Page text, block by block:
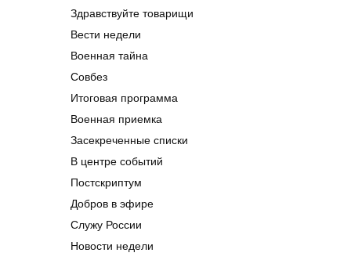
Здравствуйте товарищи
Вести недели
Военная тайна
Совбез
Итоговая программа
Военная приемка
Засекреченные списки
В центре событий
Постскриптум
Добров в эфире
Служу России
Новости недели